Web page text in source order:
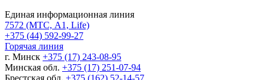
Единая информационная линия
7572 (МТС, A1, Life)
+375 (44) 592-99-27
Горячая линия
г. Минск +375 (17) 243-08-95
Минская обл. +375 (17) 251-07-94
Брестская обл. +375 (162) 52-14-57